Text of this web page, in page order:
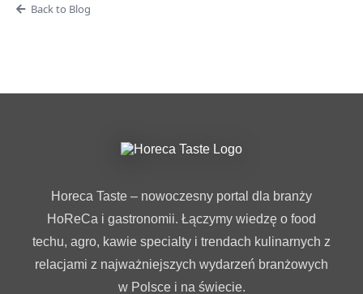
Back to Blog
Horeca Taste – nowoczesny portal dla branży
HoReCa i gastronomii. Łączymy wiedzę o food
techu, agro, kawie specialty i trendach kulinarnych z
relacjami z najważniejszych wydarzeń branżowych
w Polsce i na świecie.